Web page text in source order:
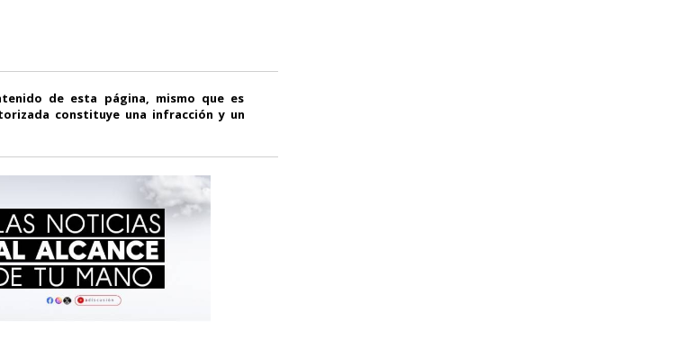
de esta página, mismo que es
constituye una infracción y un